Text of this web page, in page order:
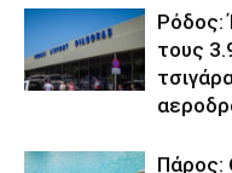
Ρόδος:
τους
Πάρος: